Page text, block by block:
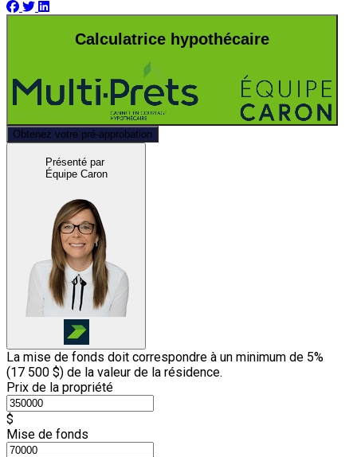
Calculatrice hypothécaire
Obtenez votre pré-approbation
Présenté par
Équipe Caron
La mise de fonds doit correspondre à un minimum de 5%
(17 500 $) de la valeur de la résidence.
Prix de la propriété
$
Mise de fonds